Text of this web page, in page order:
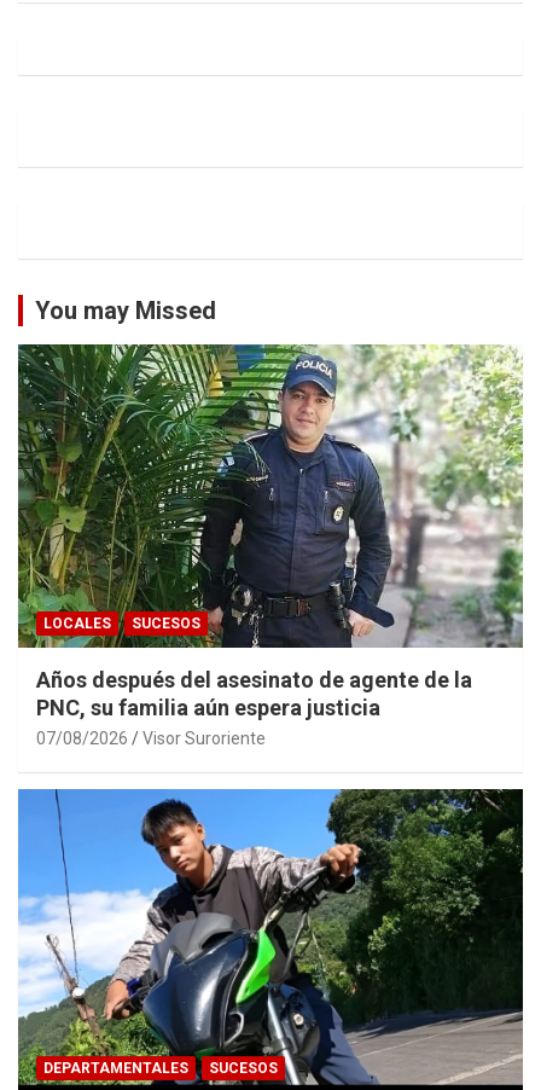
You may Missed
LOCALES SUCESOS
Años después del asesinato de agente de la
PNC, su familia aún espera justicia
07/08/2026 Visor Suroriente
DEPARTAMENTALES SUCESOS